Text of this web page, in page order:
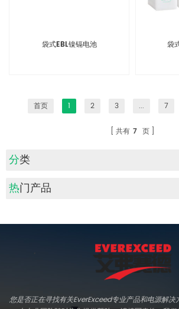
袋式EBL镍镉电池 袋
首页 1 2 3 ... 7
共有 7 页
分类
热门产品
您是否正在寻找有关EverExceed专业产品和电源解